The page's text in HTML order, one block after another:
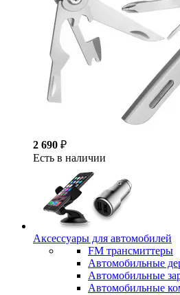
2 690 ₽
Есть в наличии
Аксессуары для автомобилей
FM трансмиттеры
Автомобильные
Автомобильные
Автомобильные